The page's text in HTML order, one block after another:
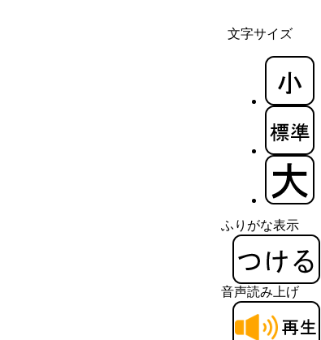
文字サイズ
ふりがな表示
音声読み上げ